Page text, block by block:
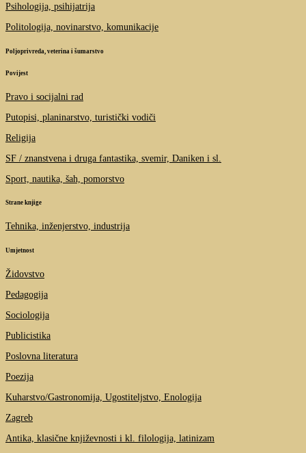
Psihologija, psihijatrija
Politologija, novinarstvo, komunikacije
Poljoprivreda, veterina i šumarstvo
Povijest
Pravo i socijalni rad
Putopisi, planinarstvo, turistički vodiči
Religija
SF / znanstvena i druga fantastika, svemir, Daniken i sl.
Sport, nautika, šah, pomorstvo
Strane knjige
Tehnika, inženjerstvo, industrija
Umjetnost
Židovstvo
Pedagogija
Sociologija
Publicistika
Poslovna literatura
Poezija
Kuharstvo/Gastronomija, Ugostiteljstvo, Enologija
Zagreb
Antika, klasične književnosti i kl. filologija, latinizam